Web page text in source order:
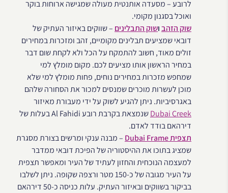
לרובע – מסעדה אותנטית מעולה שמגישה ארוחות בוקר
ואוכל בסגנון מקומי.
שוק הזהבושוק התבלינים – שווקים באיזור העתיק של
דובאי שמציעים תבלינים מקומיים, זהב ומזכרות במחירים
זולים מאוד, חשוב להתמקח על הכל ולא לקחת שום דבר
במחיר הראשון אותו מציעים לכם. מקום מומלץ למי
שמחפש מזכרות במחירים נוחים, פחות מומלץ למי שלא
מוכן לעשרות מוכרים שמנסים למכור את הסחורה שלהם
באגרסיביות. ניתן להגיע לשוק על ידי מעבורת מאיזור
Dubai Creek
שנמצאת בקרבת רובע Al Fahidi בעלות של
דירהאם בודד לאדם.
תצפית Dubai Frame
– מבנה ענקי ומרשים בצורת מסגרת
שמציג בתוכו את ההיסטוריה של הפיכת דובאי ממדבר
למעצמה הנוכחית והחזון לעתיד של העיר ומאפשר תצפית
על העיר מגובה של כ-150 מטר ורצפה שקופה. ניתן לשלבו
בביקור בשווקים ובאיזור העתיק. עלות כניסה כ-50 דירהאם